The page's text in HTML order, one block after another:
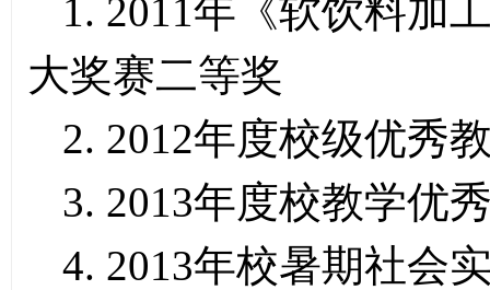
1. 2011年《软饮料加
大奖赛二等奖
2. 2012年度校级优秀
3. 2013年度校教学优
4. 2013年校暑期社会